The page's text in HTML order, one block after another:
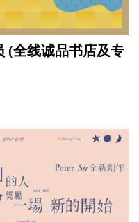
(全线诚品书店及专